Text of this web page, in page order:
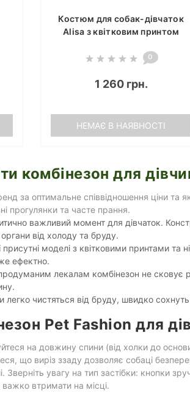
Костюм для собак-дівчаток
Alisa з квітковим принтом
0
1 260 грн.
НЕМАЄ В НАЯВНОСТІ
комбінезон для
за оптимальне співвідношення ціни та
прогулянки та часте прання.
важливий момент для дівчаток.
від холоду та бруду.
присутні моделі з квітковими принтами
ефектно.
лекалам комбінезон не сковує
легко чистяться від бруду, швидко
Pet Fashion для
на довжину спини (від холки до
що виріз ззаду дозволяє собаці
Зверніть увагу на тип застібки: кнопки
втримати на місці.